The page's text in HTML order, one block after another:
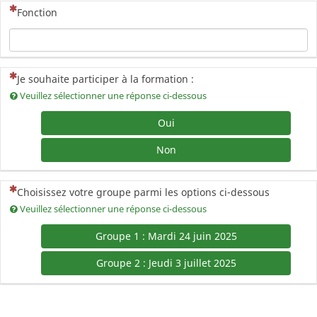
(Cette question est obligatoire)
Fonction
(Cette question est obligatoire)
Je souhaite participer à la formation :
Veuillez sélectionner une réponse ci-dessous
Oui
Non
(Cette question est obligatoire)
Choisissez votre groupe parmi les options ci-dessous
Veuillez sélectionner une réponse ci-dessous
Groupe 1 : Mardi 24 juin 2025
Groupe 2 : Jeudi 3 juillet 2025